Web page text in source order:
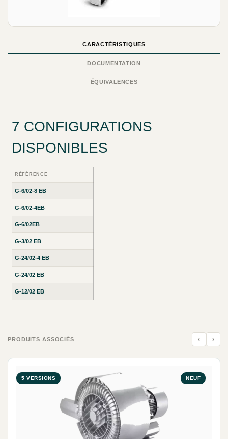
CARACTÉRISTIQUES
DOCUMENTATION
ÉQUIVALENCES
7 CONFIGURATIONS
DISPONIBLES
RÉFÉRENCE
G-6/02-8 EB
G-6/02-4EB
G-6/02EB
G-3/02 EB
G-24/02-4 EB
G-24/02 EB
G-12/02 EB
PRODUITS ASSOCIÉS ‹ ›
NEUF
5 VERSIONS